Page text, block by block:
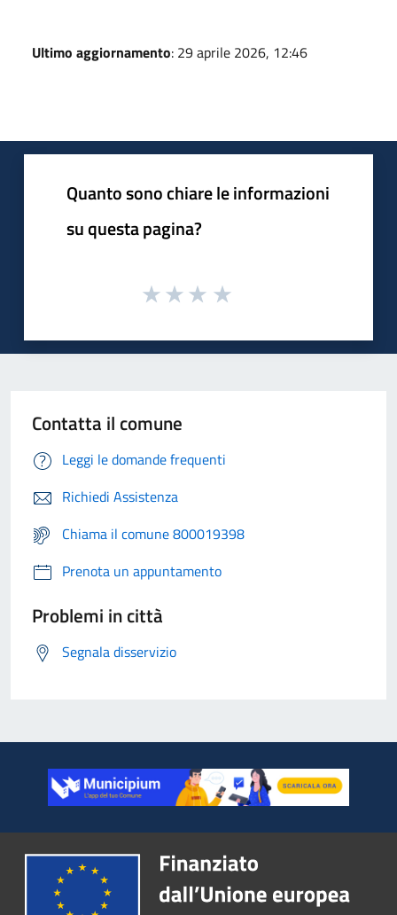
Ultimo aggiornamento: 29 aprile 2026, 12:46
Quanto sono chiare le informazioni
su questa pagina?
Contatta il comune
Leggi le domande frequenti
Richiedi Assistenza
Chiama il comune 800019398
Prenota un appuntamento
Problemi in città
Segnala disservizio